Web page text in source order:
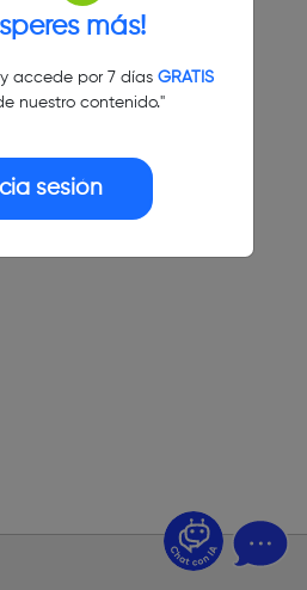
más!
accede por 7 días GRATIS
nuestro contenido."
sesión